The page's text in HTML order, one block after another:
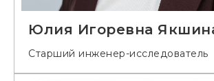
Юлия Игоревна
Старший инженер-исследователь